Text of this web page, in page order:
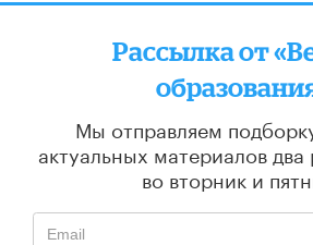
Рассылка от
Мы отправляем
актуальных материалов
во вторник и